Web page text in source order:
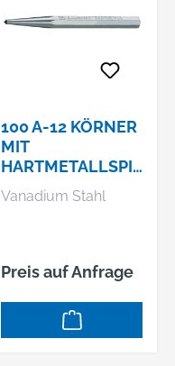
100 A-12 KÖRNER
MIT
HARTMETALLSPIT
ZE 130X12X4 MM
Vanadium Stahl
Preis auf Anfrage